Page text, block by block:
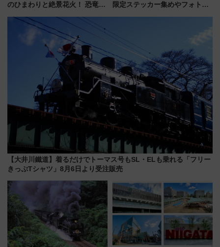
のひまわりと絶景花火！ 恐竜や
帰りお出かけ最新情報（2026年
7月17日～開催）
限定ステッカー集めやフォトス
【大井川鐵道】着るだけでトーマス号もSL・ELも乗れる「フリー
きっぷTシャツ」8月6日より受注販売